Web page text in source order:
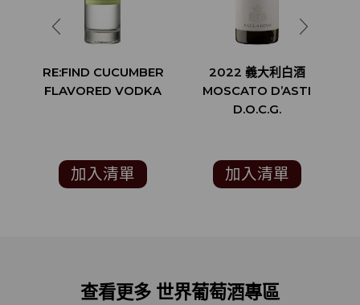
RE:FIND CUCUMBER
FLAVORED VODKA
加入清單
2022 義大利白酒
MOSCATO D’ASTI
D.O.C.G.
加入清單
查看更多 世界葡萄酒專區